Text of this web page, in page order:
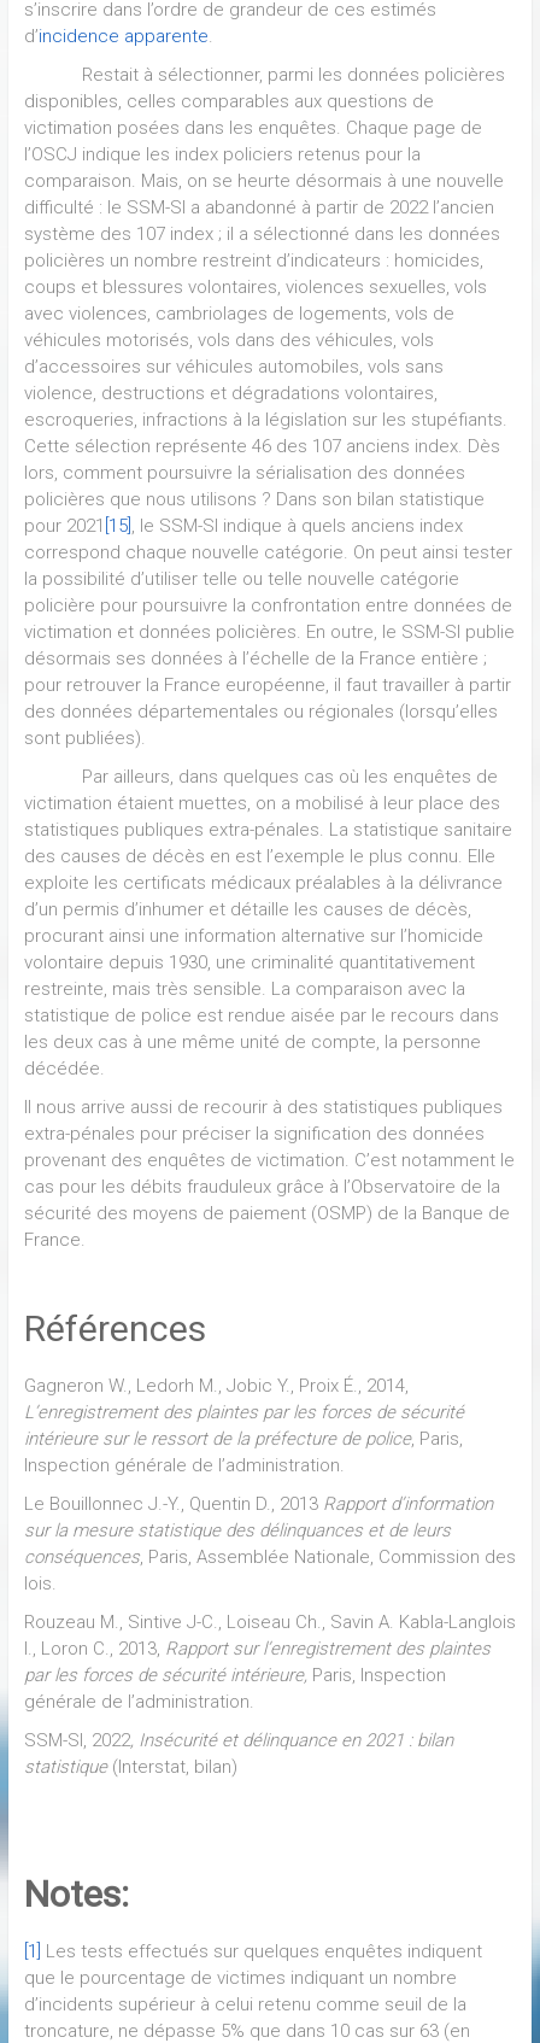
s’inscrire dans l’ordre de grandeur de ces estimés
d’incidence apparente.
Restait à sélectionner, parmi les données policières
disponibles, celles comparables aux questions de
victimation posées dans les enquêtes. Chaque page de
l’OSCJ indique les index policiers retenus pour la
comparaison. Mais, on se heurte désormais à une nouvelle
difficulté : le SSM-SI a abandonné à partir de 2022 l’ancien
système des 107 index ; il a sélectionné dans les données
policières un nombre restreint d’indicateurs : homicides,
coups et blessures volontaires, violences sexuelles, vols
avec violences, cambriolages de logements, vols de
véhicules motorisés, vols dans des véhicules, vols
d’accessoires sur véhicules automobiles, vols sans
violence, destructions et dégradations volontaires,
escroqueries, infractions à la législation sur les stupéfiants.
Cette sélection représente 46 des 107 anciens index. Dès
lors, comment poursuivre la sérialisation des données
policières que nous utilisons ? Dans son bilan statistique
pour 2021 [15] , le SSM-SI indique à quels anciens index
correspond chaque nouvelle catégorie. On peut ainsi tester
la possibilité d’utiliser telle ou telle nouvelle catégorie
policière pour poursuivre la confrontation entre données de
victimation et données policières. En outre, le SSM-SI publie
désormais ses données à l’échelle de la France entière ;
pour retrouver la France européenne, il faut travailler à partir
des données départementales ou régionales (lorsqu’elles
sont publiées).
Par ailleurs, dans quelques cas où les enquêtes de
victimation étaient muettes, on a mobilisé à leur place des
statistiques publiques extra-pénales. La statistique sanitaire
des causes de décès en est l’exemple le plus connu. Elle
exploite les certificats médicaux préalables à la délivrance
d’un permis d’inhumer et détaille les causes de décès,
procurant ainsi une information alternative sur l’homicide
volontaire depuis 1930, une criminalité quantitativement
restreinte, mais très sensible. La comparaison avec la
statistique de police est rendue aisée par le recours dans
les deux cas à une même unité de compte, la personne
décédée.
Il nous arrive aussi de recourir à des statistiques publiques
extra-pénales pour préciser la signification des données
provenant des enquêtes de victimation. C’est notamment le
cas pour les débits frauduleux grâce à l’Observatoire de la
sécurité des moyens de paiement (OSMP) de la Banque de
France.
Références
Gagneron W., Ledorh M., Jobic Y., Proix É., 2014,
L’enregistrement des plaintes par les forces de sécurité
intérieure sur le ressort de la préfecture de police, Paris,
Inspection générale de l’administration.
Le Bouillonnec J.-Y., Quentin D., 2013 Rapport d’information
sur la mesure statistique des délinquances et de leurs
conséquences, Paris, Assemblée Nationale, Commission des
lois.
Rouzeau M., Sintive J-C., Loiseau Ch., Savin A. Kabla-Langlois
I., Loron C., 2013, Rapport sur l’enregistrement des plaintes
par les forces de sécurité intérieure, Paris, Inspection
générale de l’administration.
SSM-SI, 2022, Insécurité et délinquance en 2021 : bilan
statistique(Interstat, bilan)
Notes:
[1]
Les tests effectués sur quelques enquêtes indiquent
que le pourcentage de victimes indiquant un nombre
d’incidents supérieur à celui retenu comme seuil de la
troncature, ne dépasse 5% que dans 10 cas sur 63 (en